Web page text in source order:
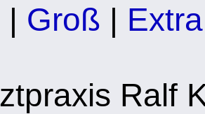
| Groß |
Ralf